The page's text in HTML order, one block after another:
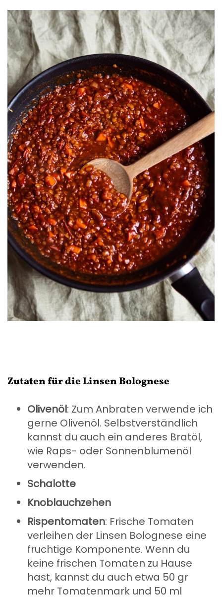
Zutaten für die Linsen Bolognese
Olivenöl: Zum Anbraten verwende ich
gerne Olivenöl. Selbstverständlich
kannst du auch ein anderes Bratöl,
wie Raps- oder Sonnenblumenöl
verwenden.
Schalotte
Knoblauchzehen
Rispentomaten: Frische Tomaten
verleihen der Linsen Bolognese eine
fruchtige Komponente. Wenn du
keine frischen Tomaten zu Hause
hast, kannst du auch etwa 50 gr
mehr Tomatenmark und 50 ml